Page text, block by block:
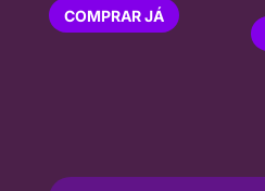
COMPRAR JÁ